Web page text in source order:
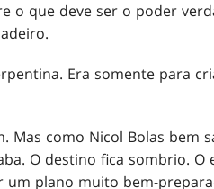
o que deve ser o poder
Era somente para
Mas como Nicol Bolas bem
O destino fica sombrio. O
plano muito bem-